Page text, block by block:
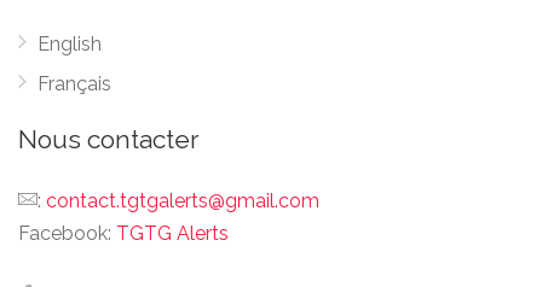
English
Français
Nous contacter
: contact.tgtgalerts@gmail.com
Facebook: TGTG Alerts